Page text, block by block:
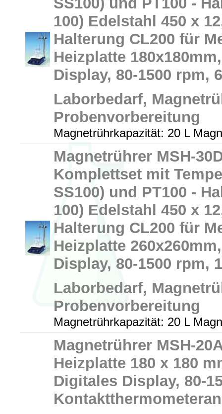
100) Edelstahl 450 x
Halterung CL200 für
Heizplatte
Display, 80-1500 rpm,
Laborbedarf,
Probenvorbereitung
Magnetrührkapazität: 20 L
Magnetrührer MSH-
Komplettset mit
SS100) und PT100 -
100) Edelstahl 450 x
Halterung CL200 für
Heizplatte
Display, 80-1500 rpm,
Laborbedarf,
Probenvorbereitung
Magnetrührkapazität: 20 L
Magnetrührer MSH-
Heizplatte 180 x 180
Digitales Display, 80-